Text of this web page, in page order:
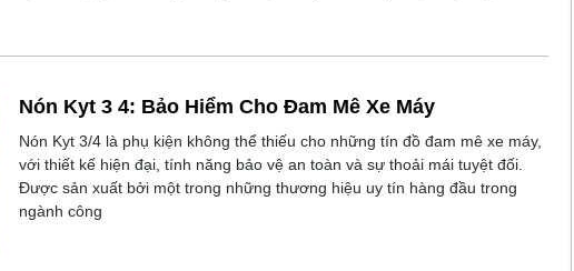
Nón Kyt 3 4: Bảo Hiểm Cho Đam Mê Xe Máy
Nón Kyt 3/4 là phụ kiện không thể thiếu cho những tín đồ đam mê xe máy,
với thiết kế hiện đại, tính năng bảo vệ an toàn và sự thoải mái tuyệt đối.
Được sản xuất bởi một trong những thương hiệu uy tín hàng đầu trong
ngành công